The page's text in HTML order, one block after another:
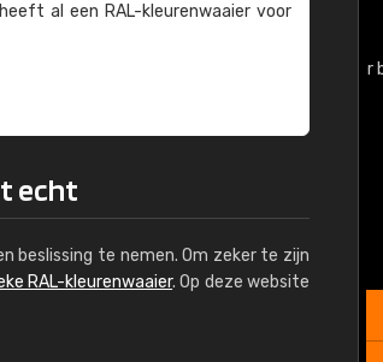
al een RAL-kleuren­waaier voor
echt
beslissing te nemen. Om zeker te zijn
RAL-kleurenwaaier. Op deze website
Kambier BV